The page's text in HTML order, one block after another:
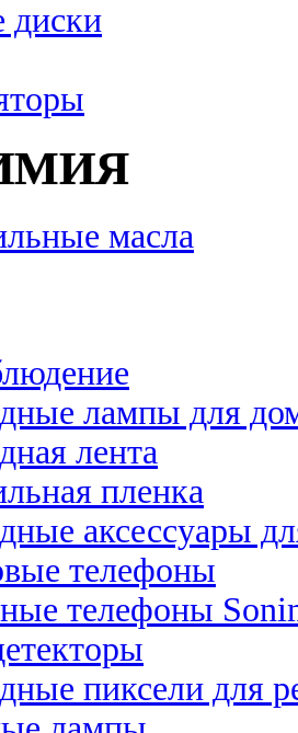
диски
масла
лампы для
лента
пленка
аксессуары
телефоны
телефоны
пиксели для